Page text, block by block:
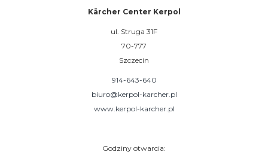
Kärcher Center Kerpol
ul. Struga 31F
70-777
Szczecin
914-643-640
biuro@kerpol-karcher.pl
www.kerpol-karcher.pl
Godziny otwarcia: